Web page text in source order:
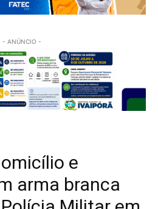
- ANÚNCIO -
e
arma branca